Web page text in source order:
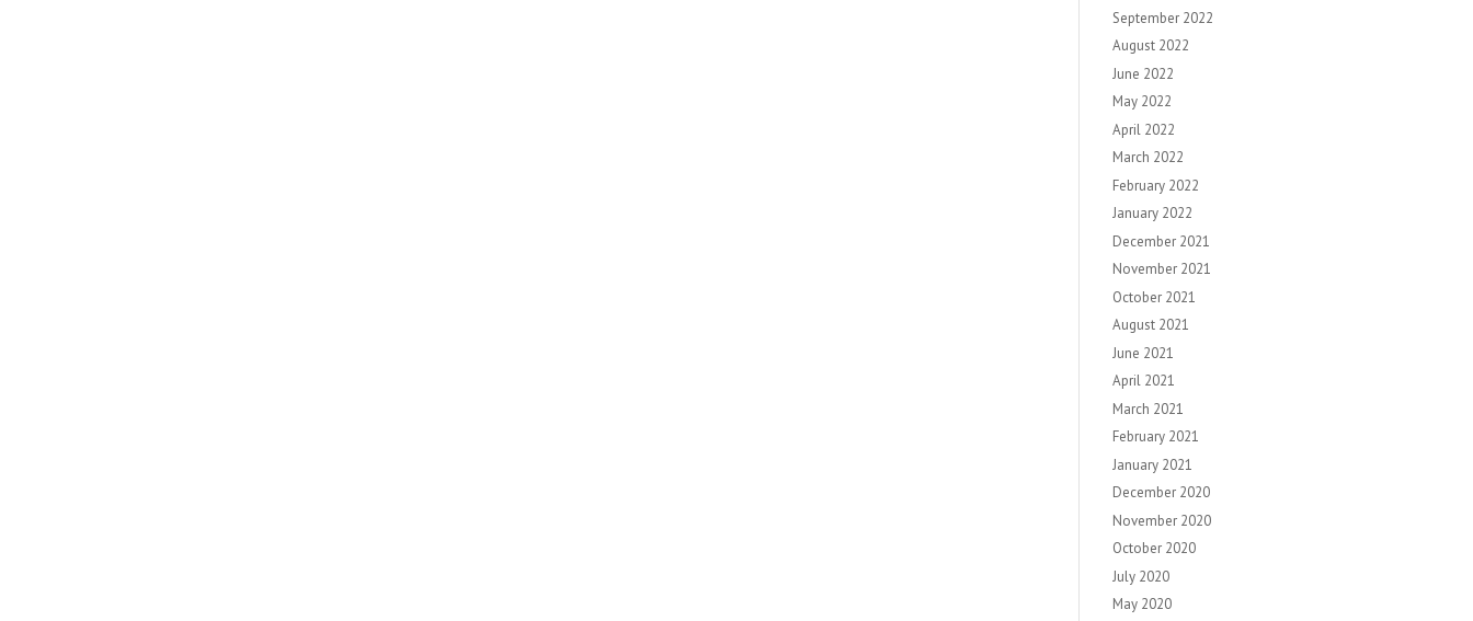
September 2022
August 2022
June 2022
May 2022
April 2022
March 2022
February 2022
January 2022
December 2021
November 2021
October 2021
August 2021
June 2021
April 2021
March 2021
February 2021
January 2021
December 2020
November 2020
October 2020
July 2020
May 2020